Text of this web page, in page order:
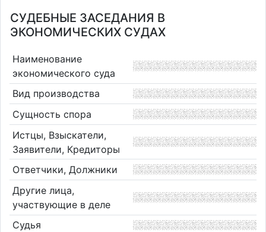
СУДЕБНЫЕ ЗАСЕДАНИЯ В
ЭКОНОМИЧЕСКИХ СУДАХ
Наименование
экономического суда
Вид производства
Сущность спора
Истцы, Взыскатели,
Заявители, Кредиторы
Ответчики, Должники
Другие лица,
участвующие в деле
Судья